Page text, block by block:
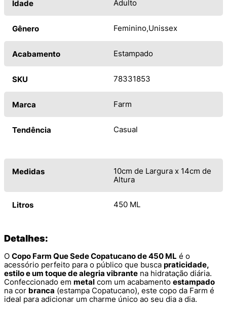
Idade Adulto
Gênero Feminino Unissex
Acabamento Estampado
SKU 78331853
Marca Farm
Tendência Casual
Medidas
10cm de Largura x 14cm de
Altura
Litros 450 ML
Detalhes:
O Copo Farm Que Sede Copatucano de 450 ML é o
acessório perfeito para o público que busca praticidade,
estilo e um toque de alegria vibrante na hidratação diária.
Confeccionado em metal com um acabamento estampado
na cor branca (estampa Copatucano), este copo da Farm é
ideal para adicionar um charme único ao seu dia a dia.